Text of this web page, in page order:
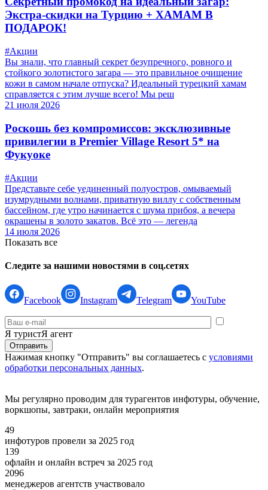
Экстра-скидки на Турцию + ХАМАМ В
ПОДАРОК!
#Акции
Вы знали, что главный секрет безупречного, ровного и
стойкого золотистого загара — это правильное очищение
кожи в самом начале отпуска? Идеальный турецкий хамам
справляется с этим лучше всего! Мы реш
21 июля 2026
Роскошь без компромиссов: эксклюзивные
привилегии в Premier Village Resort 5* на
Фукуоке
#Акции
Представьте себе уединенный полуостров, омываемый
изумрудными волнами, приватную виллу с собственным
бассейном, где утро начинается с шума прибоя, а вечера
окрашены в золото закатов. Всё это — легенда
14 июля 2026
Показать все
Следите за нашими новостями в соц.сетях
Facebook Instagram Telegram YouTube
Я туристЯ агент
Нажимая кнопку "Отправить" вы соглашаетесь с условиями
обработки персональных данных.
Мы регулярно проводим для турагентов инфотуры, обучение,
воркшопы, завтраки, онлайн мероприятия
49
инфотуров провели за 2025 год
139
офлайн и онлайн встреч за 2025 год
2096
менеджеров агентств участвовало